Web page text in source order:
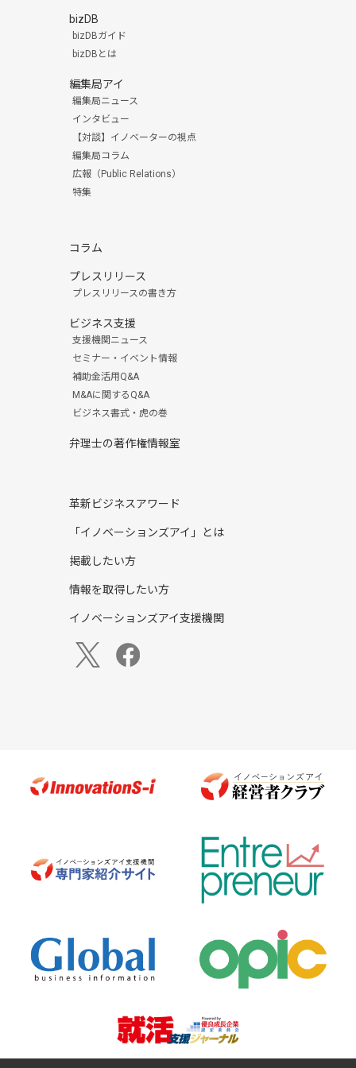
bizDB
bizDBガイド
bizDBとは
編集局アイ
編集局ニュース
インタビュー
【対談】イノベーターの視点
編集局コラム
広報（Public Relations）
特集
コラム
プレスリリース
プレスリリースの書き方
ビジネス支援
支援機関ニュース
セミナー・イベント情報
補助金活用Q&A
M&Aに関するQ&A
ビジネス書式・虎の巻
弁理士の著作権情報室
革新ビジネスアワード
「イノベーションズアイ」とは
掲載したい方
情報を取得したい方
イノベーションズアイ支援機関